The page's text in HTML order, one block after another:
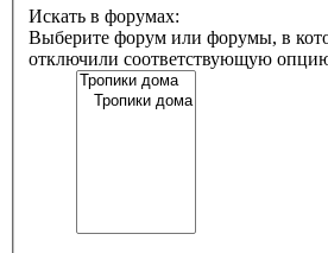
Искать в форумах:
Выберите форум или форумы, в
отключили соответствующую